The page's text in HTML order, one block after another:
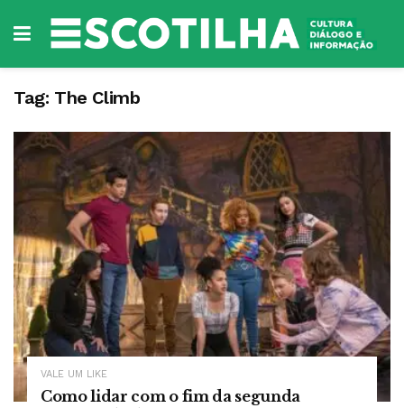
Tag: The Climb
VALE UM LIKE
Como lidar com o fim da segunda